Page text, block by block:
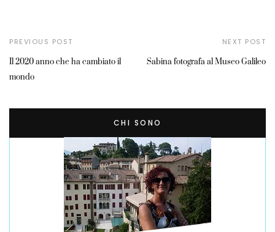
PREVIOUS POST
Il 2020 anno che ha cambiato il
mondo
NEXT POST
Sabina fotografa al Museo Galileo
CHI SONO